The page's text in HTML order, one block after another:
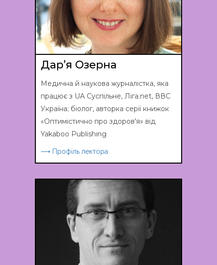
Дар’я Озерна
Медична й наукова журналістка, яка
працює з UA Суспільне, Ліга.net, ВВС
Україна; біолог, авторка серії книжок
«Оптимістично про здоров'я» від
Yakaboo Publishing
⟶ Профіль лектора